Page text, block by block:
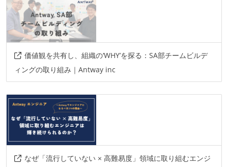
価値観を共有し、組織の‘WHY’を探る：SA部チームビルデ
ィングの取り組み｜Antway inc
なぜ「流行していない × 高難易度」領域に取り組むエンジ